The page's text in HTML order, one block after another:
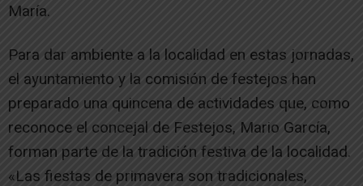
María.
Para dar ambiente a la localidad en estas jornadas,
el ayuntamiento y la comisión de festejos han
preparado una quincena de actividades que, como
reconoce el concejal de Festejos, Mario García,
forman parte de la tradición festiva de la localidad.
«Las fiestas de primavera son tradicionales,